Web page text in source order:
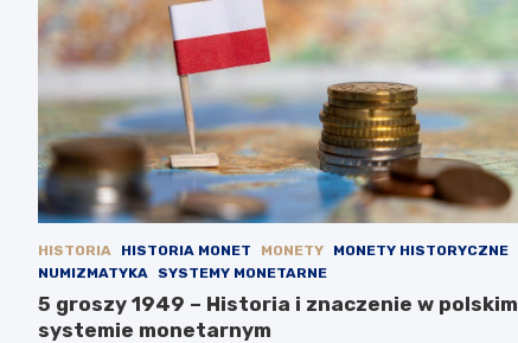
HISTORIA HISTORIA MONET MONETY
MONETY HISTORYCZNE
NUMIZMATYKA
SYSTEMY MONETARNE
5 groszy 1949 – Historia i znaczenie w polskim
systemie monetarnym